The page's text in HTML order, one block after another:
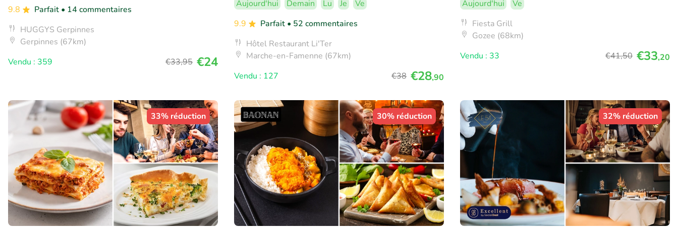
9.8
Parfait • 14 commentaires
HUGGYS Gerpinnes
Gerpinnes (67km)
Vendu : 359
€33,95 €24
Aujourd'hui Demain Lu Je
Ve
9.9
Parfait • 52 commentaires
Hôtel Restaurant Li'Ter
Marche-en-Famenne (67km)
Vendu : 127
€38 €28,90
Aujourd'hui
Ve
Fiesta Grill
Gozee (68km)
Vendu : 33
€41,50 €33,20
33% réduction 30% réduction 32% réduction